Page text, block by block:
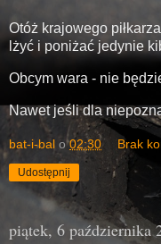
Otóż krajowego
lżyć i poniżać jedynie
Obcym wara - nie
Nawet jeśli dla
bat-i-bal o02:30 Brak
Udostępnij
piątek, 6 października